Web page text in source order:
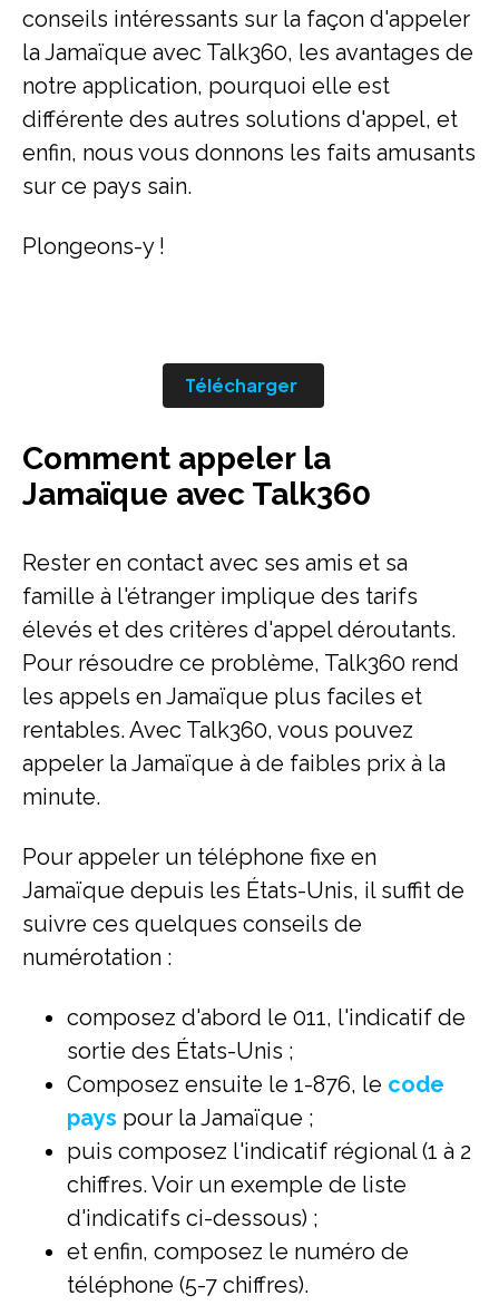
conseils intéressants sur la façon d'appeler
la Jamaïque avec Talk360, les avantages de
notre application, pourquoi elle est
différente des autres solutions d'appel, et
enfin, nous vous donnons les faits amusants
sur ce pays sain.
Plongeons-y !
Télécharger
Comment appeler la
Jamaïque avec Talk360
Rester en contact avec ses amis et sa
famille à l'étranger implique des tarifs
élevés et des critères d'appel déroutants.
Pour résoudre ce problème, Talk360 rend
les appels en Jamaïque plus faciles et
rentables. Avec Talk360, vous pouvez
appeler la Jamaïque à de faibles prix à la
minute.
Pour appeler un téléphone fixe en
Jamaïque depuis les États-Unis, il suffit de
suivre ces quelques conseils de
numérotation :
composez d'abord le 011, l'indicatif de
sortie des États-Unis ;
Composez ensuite le 1-876, le code
pays pour la Jamaïque ;
puis composez l'indicatif régional (1 à 2
chiffres. Voir un exemple de liste
d'indicatifs ci-dessous) ;
et enfin, composez le numéro de
téléphone (5-7 chiffres).